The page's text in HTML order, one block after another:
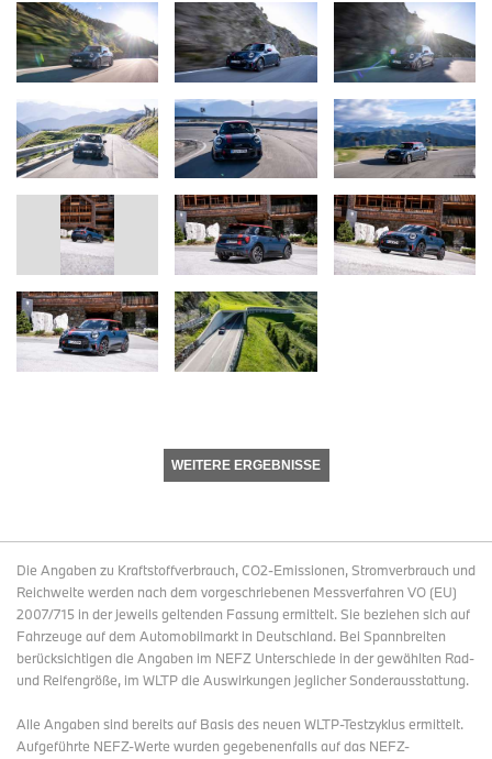
WEITERE ERGEBNISSE
Die Angaben zu Kraftstoffverbrauch, CO2-Emissionen, Stromverbrauch und
Reichweite werden nach dem vorgeschriebenen Messverfahren VO (EU)
2007/715 in der jeweils geltenden Fassung ermittelt. Sie beziehen sich auf
Fahrzeuge auf dem Automobilmarkt in Deutschland. Bei Spannbreiten
berücksichtigen die Angaben im NEFZ Unterschiede in der gewählten Rad-
und Reifengröße, im WLTP die Auswirkungen jeglicher Sonderausstattung.
Alle Angaben sind bereits auf Basis des neuen WLTP-Testzyklus ermittelt.
Aufgeführte NEFZ-Werte wurden gegebenenfalls auf das NEFZ-